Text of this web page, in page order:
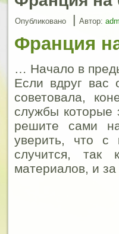
Опубликовано | Автор:
Франция
… Начало в
Если вдруг вас
советовала,
службы которые
решите сами
уверить, что с
случится, так
материалов, и